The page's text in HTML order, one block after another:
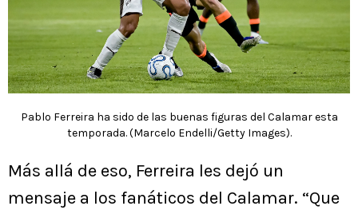
Pablo Ferreira ha sido de las buenas figuras del Calamar esta
temporada. (Marcelo Endelli/Getty Images).
Más allá de eso, Ferreira les dejó un
mensaje a los fanáticos del Calamar. “Que